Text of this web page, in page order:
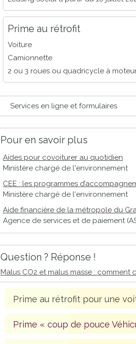
publics
privés
Prime au rétrofit
Voiture
Camionnette
2 ou 3 roues ou quadricycle à
Services en ligne et formulaires
Pour en savoir plus
Aides pour covoiturer au quotidien
Ministère chargé de l'environnement
CEE : les programmes
Ministère chargé de l'environnement
Aide financière de la métropole du
Agence de services et de paiement
Question ? Réponse !
Malus CO2 et malus masse :
Prime au rétrofit pour une
Prime « coup de pouce